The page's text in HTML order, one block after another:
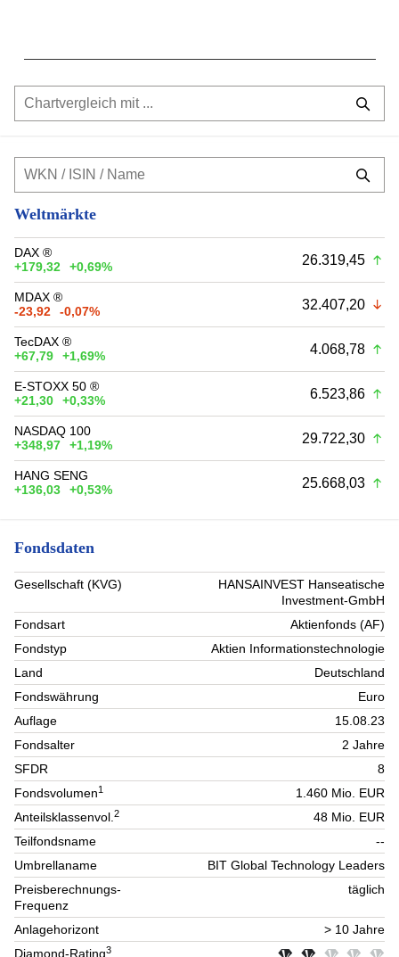
Weltmärkte
DAX ®
+179,32
+0,69% 26.319,45
MDAX ®
-23,92
-0,07% 32.407,20
TecDAX ®
+67,79
+1,69% 4.068,78
E-STOXX 50 ®
+21,30
+0,33% 6.523,86
NASDAQ 100
+348,97
+1,19% 29.722,30
HANG SENG
+136,03
+0,53% 25.668,03
Fondsdaten
Gesellschaft (KVG)
HANSAINVEST Hanseatische
Investment-GmbH
Fondsart
Aktienfonds (AF)
Fondstyp
Aktien Informationstechnologie
Land
Deutschland
Fondswährung
Euro
Auflage
15.08.23
Fondsalter
2 Jahre
SFDR
8
Fondsvolumen1
1.460 Mio. EUR
Anteilsklassenvol.2
48 Mio. EUR
Teilfondsname
--
Umbrellaname
BIT Global Technology Leaders
Preisberechnungs-
Frequenz
täglich
Anlagehorizont
> 10 Jahre
Diamond-Rating3